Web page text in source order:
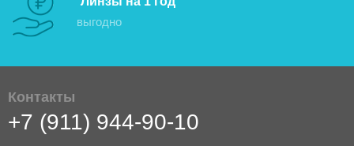
выгодно
Контакты
+7 (911) 944-90-10